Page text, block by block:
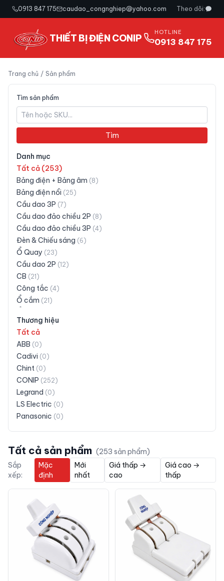
0913 847 175 caudao_congnghiep@yahoo.com Theo dõi:
THIẾT BỊ ĐIỆN CONIP
HOTLINE
0913 847 175
Trang chủ / Sản phẩm
Tìm sản phẩm
Tìm
Danh mục
Tất cả (253)
Bảng điện + Bảng âm (8)
Bảng điện nổi (25)
Cầu dao 3P (7)
Cầu dao đảo chiều 2P (8)
Cầu dao đảo chiều 3P (4)
Đèn & Chiếu sáng (6)
Ổ Quay (23)
Cầu dao 2P (12)
CB (21 )
Công tắc (4)
Ổ cắm (21 )
Ổ cắm siêu tải
Phích cắm
Taplo (28
Đuôi đèn (
Khác (19)
Thương hiệu
Tất cả
ABB (0)
Cadivi (0)
Chint (0)
CONIP (252)
Legrand (0)
LS Electric (0)
Panasonic (0)
Tất cả sản phẩm (253 sản phẩm)
Sắp
xếp:
Mặc
định
Mới
nhất
Giá thấp →
cao
Giá cao →
thấp